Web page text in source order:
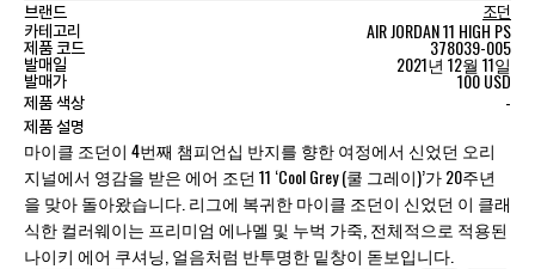
브랜드
조던
카테고리
AIR JORDAN 11 HIGH PS
제품 코드 378039-005
발매일 2021년 12월 11일
발매가 100 USD
제품 색상 -
제품 설명
마이클 조던이 4번째 챔피언십 반지를 향한 여정에서 신었던 오리
지널에서 영감을 받은 에어 조던 11 ‘Cool Grey (쿨 그레이)’가 20주년
을 맞아 돌아왔습니다. 리그에 복귀한 마이클 조던이 신었던 이 클래
식한 컬러웨이는 프리미엄 에나멜 및 누벅 가죽, 전체적으로 적용된
나이키 에어 쿠셔닝, 얼음처럼 반투명한 밑창이 돋보입니다.